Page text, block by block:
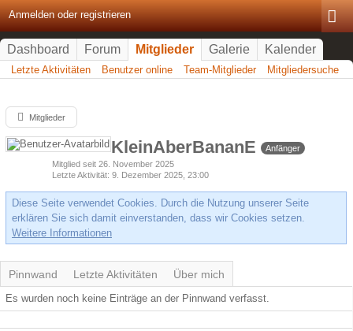
Anmelden oder registrieren
Dashboard Forum Mitglieder Galerie Kalender
Letzte Aktivitäten Benutzer online Team-Mitglieder Mitgliedersuche
Mitglieder
KleinAberBananE
Anfänger
Mitglied seit 26. November 2025
Letzte Aktivität 9. Dezember 2025, 23:00
Diese Seite verwendet Cookies. Durch die Nutzung unserer Seite
erklären Sie sich damit einverstanden, dass wir Cookies setzen.
Weitere Informationen
Pinnwand Letzte Aktivitäten Über mich
Es wurden noch keine Einträge an der Pinnwand verfasst.